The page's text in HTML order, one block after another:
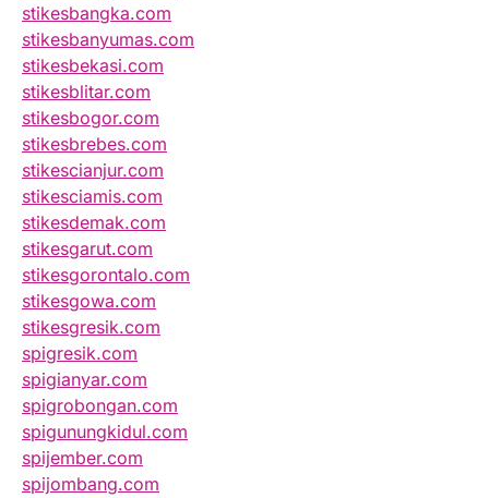
stikesbangka.com
stikesbanyumas.com
stikesbekasi.com
stikesblitar.com
stikesbogor.com
stikesbrebes.com
stikescianjur.com
stikesciamis.com
stikesdemak.com
stikesgarut.com
stikesgorontalo.com
stikesgowa.com
stikesgresik.com
spigresik.com
spigianyar.com
spigrobongan.com
spigunungkidul.com
spijember.com
spijombang.com